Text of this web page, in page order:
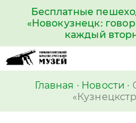
Бесплатные
«Новокузнецк:
каждый
Главная · Новости ·